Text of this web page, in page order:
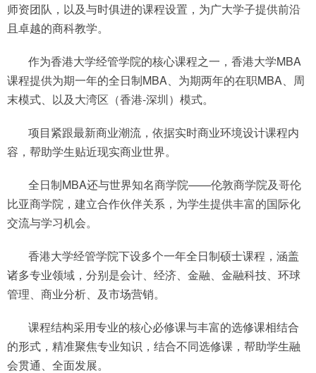
师资团队，以及与时俱进的课程设置，为广大学子提供前沿
且卓越的商科教学。
作为香港大学经管学院的核心课程之一，香港大学MBA
课程提供为期一年的全日制MBA、为期两年的在职MBA、周
末模式、以及大湾区（香港-深圳）模式。
项目紧跟最新商业潮流，依据实时商业环境设计课程内
容，帮助学生贴近现实商业世界。
全日制MBA还与世界知名商学院——伦敦商学院及哥伦
比亚商学院，建立合作伙伴关系，为学生提供丰富的国际化
交流与学习机会。
香港大学经管学院下设多个一年全日制硕士课程，涵盖
诸多专业领域，分别是会计、经济、金融、金融科技、环球
管理、商业分析、及市场营销。
课程结构采用专业的核心必修课与丰富的选修课相结合
的形式，精准聚焦专业知识，结合不同选修课，帮助学生融
会贯通、全面发展。